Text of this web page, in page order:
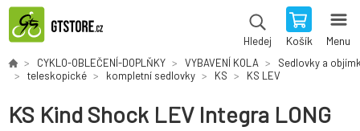
Hledej Košík Menu
CYKLO-OBLEČENÍ-DOPLŇKY VYBAVENÍ KOLA
Sedlovky a
teleskopické
kompletní sedlovky KS KS LEV
KS Kind Shock LEV Integra LONG